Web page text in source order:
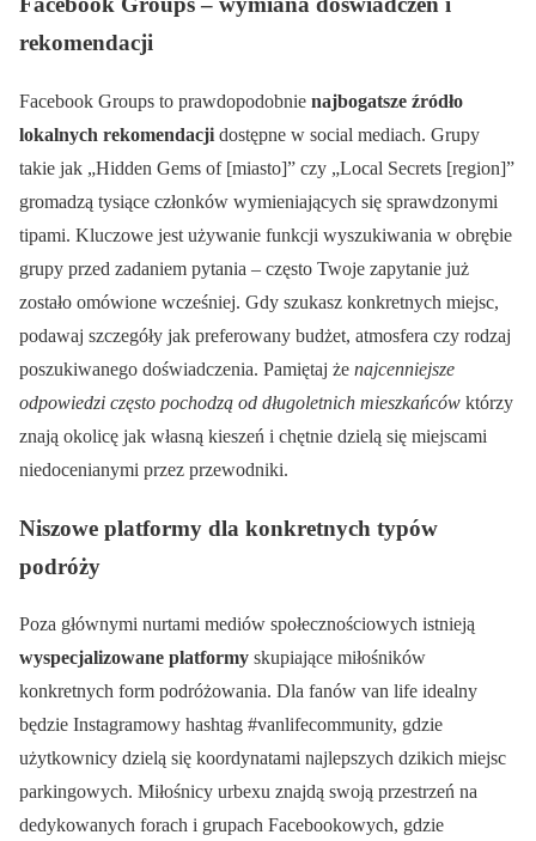
rekomendacji
Facebook Groups to prawdopodobnie najbogatsze źródło
lokalnych rekomendacji dostępne w social mediach. Grupy
takie jak „Hidden Gems of [miasto]” czy „Local Secrets [region]”
gromadzą tysiące członków wymieniających się sprawdzonymi
tipami. Kluczowe jest używanie funkcji wyszukiwania w obrębie
grupy przed zadaniem pytania – często Twoje zapytanie już
zostało omówione wcześniej. Gdy szukasz konkretnych miejsc,
podawaj szczegóły jak preferowany budżet, atmosfera czy rodzaj
poszukiwanego doświadczenia. Pamiętaj że najcenniejsze
odpowiedzi często pochodzą od długoletnich mieszkańców którzy
znają okolicę jak własną kieszeń i chętnie dzielą się miejscami
niedocenianymi przez przewodniki.
Niszowe platformy dla konkretnych typów
podróży
Poza głównymi nurtami mediów społecznościowych istnieją
wyspecjalizowane platformy skupiające miłośników
konkretnych form podróżowania. Dla fanów van life idealny
będzie Instagramowy hashtag #vanlifecommunity, gdzie
użytkownicy dzielą się koordynatami najlepszych dzikich miejsc
parkingowych. Miłośnicy urbexu znajdą swoją przestrzeń na
dedykowanych forach i grupach Facebookowych, gdzie